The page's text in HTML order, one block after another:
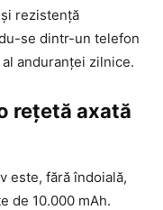
rezistență
se dintr-un telefon
anduranței zilnice.
rețetă axată
este, fără îndoială,
de 10.000 mAh.